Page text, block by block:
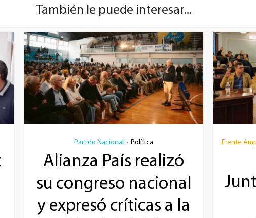
También le puede interesar...
Partido Nacional • Política
Alianza País realizó
su congreso nacional
y expresó críticas a la
Frente